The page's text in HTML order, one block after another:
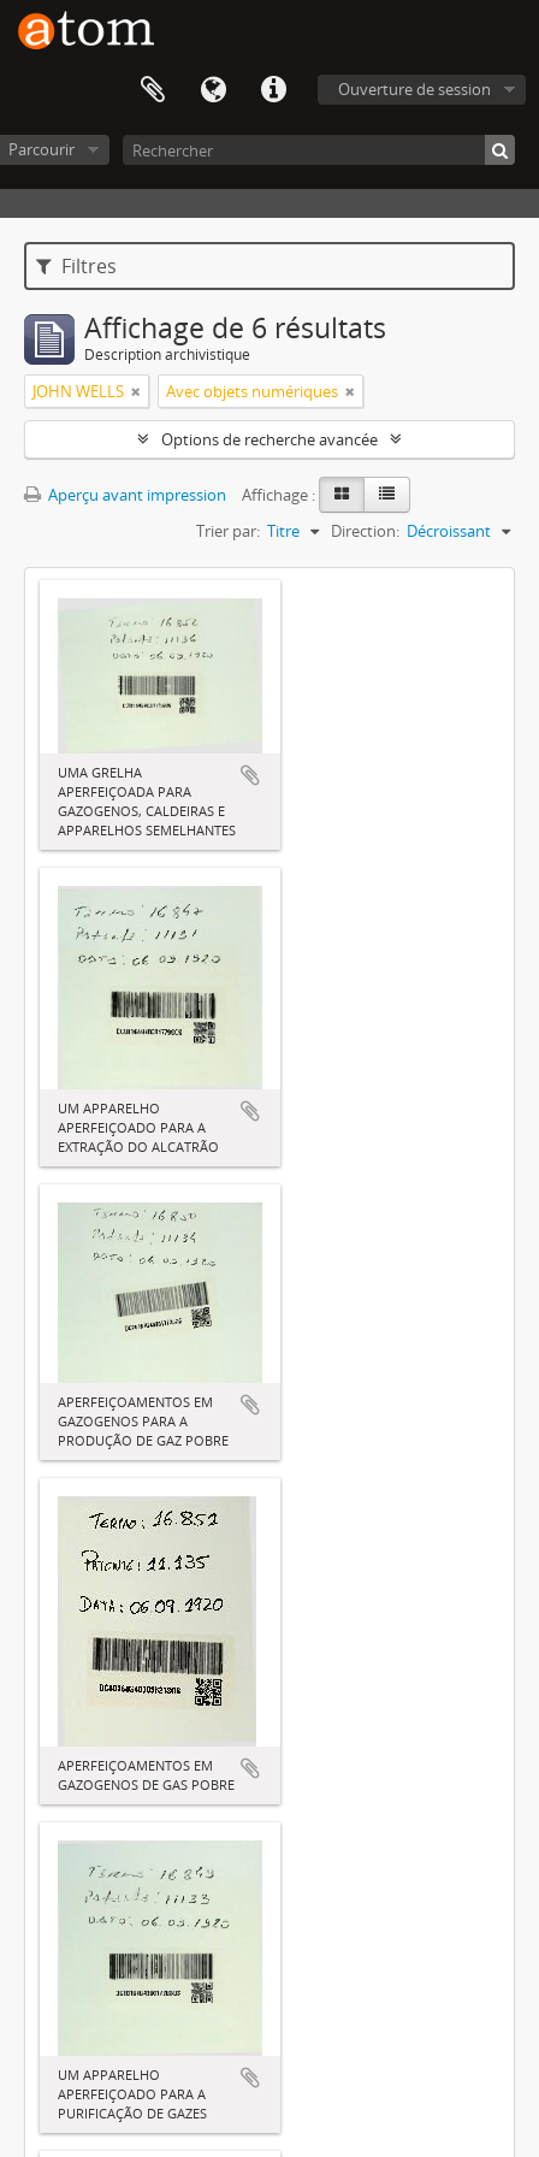
Ouverture de session
Parcourir
Filtres
Affichage de 6 résultats
Description archivistique
JOHN WELLS Avec objets numériques
Options de recherche avancée
Aperçu avant impression
Affichage :
Trier par: Titre Direction: Décroissant
UMA GRELHA
APERFEIÇOADA PARA
GAZOGENOS, CALDEIRAS E
APPARELHOS SEMELHANTES
UM APPARELHO
APERFEIÇOADO PARA A
EXTRAÇÃO DO ALCATRÃO
APERFEIÇOAMENTOS EM
GAZOGENOS PARA A
PRODUÇÃO DE GAZ POBRE
APERFEIÇOAMENTOS EM
GAZOGENOS DE GAS POBRE
UM APPARELHO
APERFEIÇOADO PARA A
PURIFICAÇÃO DE GAZES